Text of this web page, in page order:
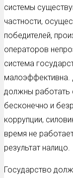
системы
частности,
победителей,
операторов
система
малоэффективна.
должны работать
бесконечно и
коррупции,
время не
результат налицо.
Государство